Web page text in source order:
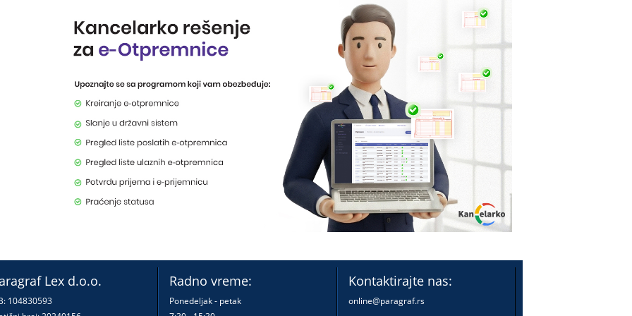
Lex d.o.o.
104830593
Radno vreme:
Ponedeljak - petak
Kontaktirajte nas:
online@paragraf.rs